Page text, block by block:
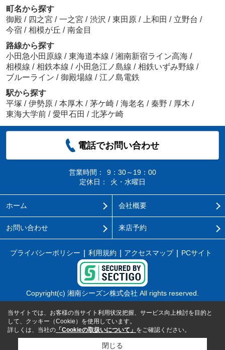
町名から探す
御殿 / 四之宮 / 一之宮 / 渋沢 / 東田原 / 上和田 / 立野台 /
今宿 / 相模が丘 / 南金目
路線から探す
小田急小田原線 / 東海道本線 / 湘南新宿ライン高海 /
相模線 / 相鉄本線 / 小田急江ノ島線 / 相鉄いずみ野線 /
ブルーライン / 御殿場線 / 江ノ島電鉄
駅から探す
平塚 / 伊勢原 / 本厚木 / 茅ケ崎 / 海老名 / 秦野 / 厚木 /
東海大学前 / 愛甲石田 / 北茅ケ崎
電話でお問い合わせ
営業時間：
9：30～19：00
定休日：
火・水曜日
ホーム 会社概要
お問い合わせ 来店予約
プライバシーポリシー 利用規約 アクセスマップ PCサイト
Copyright(c) 湘南シーズン株式会社 All rights reserved.
当サイトでは、お客様の当サイト利用状況把握、サービス向上検討を目的と
して、クッキー（Cookie）を使用しています。
詳しくは、当社の 「Cookieの取扱いについて」 をご確認ください。
閉じる